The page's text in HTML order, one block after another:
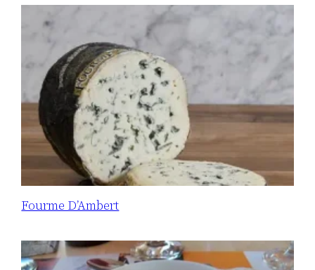
Fourme D’Ambert